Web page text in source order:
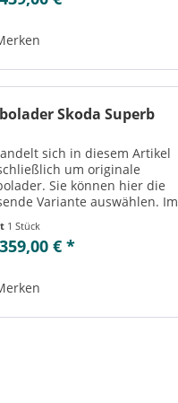
Skoda Superb
sich in diesem Artikel
um originale
Sie können hier die
Variante auswählen. Im
können Sie die zu
Variante
1 Stück
€ *